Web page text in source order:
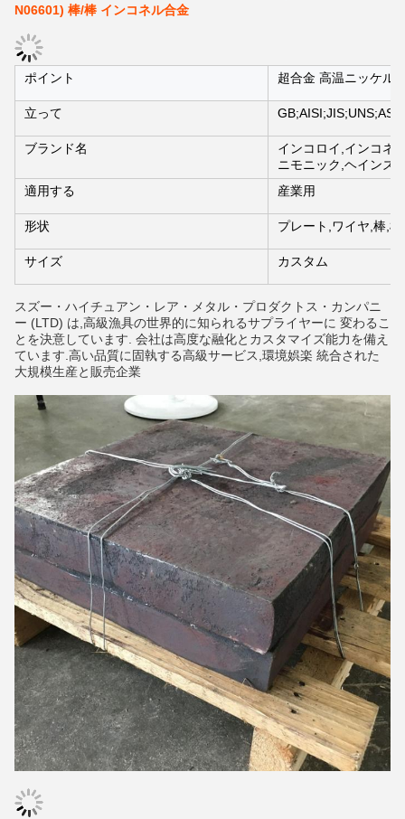
N06601) 棒/棒 インコネル合金
ポイント 超合金 高温ニッケル
立って
ブランド名
インコロイ,インコネ
ニモニック,ヘインズ
適用する
産業用
形状 プレート,ワイヤ,棒,
サイズ カスタム
スズー・ハイチュアン・レア・メタル・プロダクトス・カンパニ
ー (LTD) は,高級漁具の世界的に知られるサプライヤーに 変わるこ
とを決意しています. 会社は高度な融化とカスタマイズ能力を備え
ています.高い品質に固執する高級サービス,環境娯楽 統合された
大規模生産と販売企業